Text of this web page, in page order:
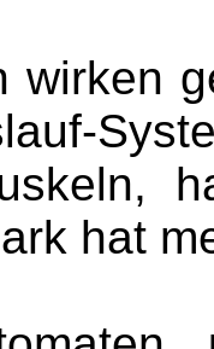
wirken
hat